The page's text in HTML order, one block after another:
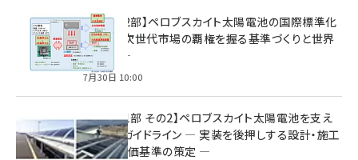
特集【第2部】ペロブスカイト太陽電池の国際標準化
戦略 ― 次世代市場の覇権を握る基準づくりと世界
の動向 ―
7月30日 10:00
特集【第1部 その2】ペロブスカイト太陽電池を支え
る2つのガイドライン ― 実装を後押しする設計・施工
方針と評価基準の策定 ―